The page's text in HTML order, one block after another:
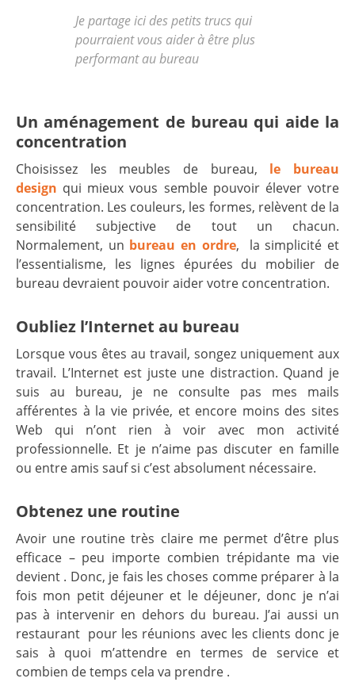
Je partage ici des petits trucs qui
pourraient vous aider à être plus
performant au bureau
Un aménagement de bureau qui aide la
concentration
Choisissez les meubles de bureau, le bureau
design qui mieux vous semble pouvoir élever votre
concentration. Les couleurs, les formes, relèvent de la
sensibilité subjective de tout un chacun.
Normalement, un bureau en ordre, la simplicité et
l’essentialisme, les lignes épurées du mobilier de
bureau devraient pouvoir aider votre concentration.
Oubliez l’Internet au bureau
Lorsque vous êtes au travail, songez uniquement aux
travail. L’Internet est juste une distraction. Quand je
suis au bureau, je ne consulte pas mes mails
afférentes à la vie privée, et encore moins des sites
Web qui n’ont rien à voir avec mon activité
professionnelle. Et je n’aime pas discuter en famille
ou entre amis sauf si c’est absolument nécessaire.
Obtenez une routine
Avoir une routine très claire me permet d’être plus
efficace – peu importe combien trépidante ma vie
devient . Donc, je fais les choses comme préparer à la
fois mon petit déjeuner et le déjeuner, donc je n’ai
pas à intervenir en dehors du bureau. J’ai aussi un
restaurant pour les réunions avec les clients donc je
sais à quoi m’attendre en termes de service et
combien de temps cela va prendre .